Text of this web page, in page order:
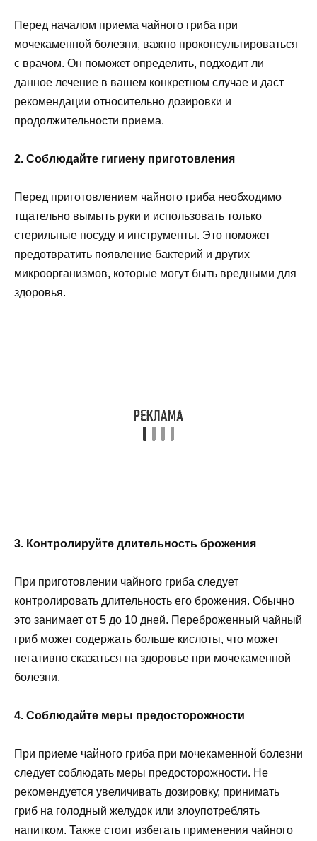
Перед началом приема чайного гриба при
мочекаменной болезни, важно проконсультироваться
с врачом. Он поможет определить, подходит ли
данное лечение в вашем конкретном случае и даст
рекомендации относительно дозировки и
продолжительности приема.
2. Соблюдайте гигиену приготовления
Перед приготовлением чайного гриба необходимо
тщательно вымыть руки и использовать только
стерильные посуду и инструменты. Это поможет
предотвратить появление бактерий и других
микроорганизмов, которые могут быть вредными для
здоровья.
3. Контролируйте длительность брожения
При приготовлении чайного гриба следует
контролировать длительность его брожения. Обычно
это занимает от 5 до 10 дней. Переброженный чайный
гриб может содержать больше кислоты, что может
негативно сказаться на здоровье при мочекаменной
болезни.
4. Соблюдайте меры предосторожности
При приеме чайного гриба при мочекаменной болезни
следует соблюдать меры предосторожности. Не
рекомендуется увеличивать дозировку, принимать
гриб на голодный желудок или злоупотреблять
напитком. Также стоит избегать применения чайного